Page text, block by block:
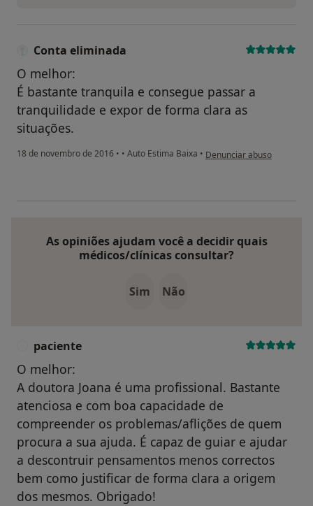
Conta eliminada
O melhor:
É bastante tranquila e consegue passar a
tranquilidade e expor de forma clara as
situações.
18 de novembro de 2016 • • Auto Estima Baixa • na opinião do utilizador
Denunciar abuso
As opiniões ajudam você a decidir quais
médicos/clínicas consultar?
Sim Não
paciente
O melhor:
A doutora Joana é uma profissional. Bastante
atenciosa e com boa capacidade de
compreender os problemas/aflições de quem
procura a sua ajuda. É capaz de guiar e ajudar
a descontruir pensamentos menos correctos
bem como justificar de forma clara a origem
dos mesmos. Obrigado!